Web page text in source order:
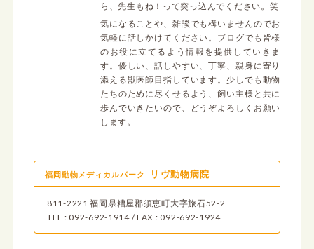
ら、先生もね！って突っ込んでください。笑
気になることや、雑談でも構いませんのでお
気軽に話しかけてください。ブログでも皆様
のお役に立てるよう情報を提供していきま
す。優しい、話しやすい、丁寧、親身に寄り
添える獣医師目指しています。少しでも動物
たちのために尽くせるよう、飼い主様と共に
歩んでいきたいので、どうぞよろしくお願い
します。
福岡動物メディカルパーク リヴ動物病院
811-2221 福岡県糟屋郡須恵町大字旅石52-2
TEL : 092-692-1914 / FAX : 092-692-1924